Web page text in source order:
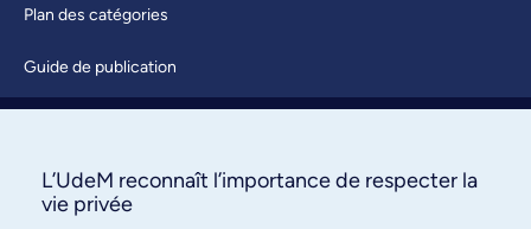
Plan des catégories
Guide de publication
À propos / Nous joindre
L’UdeM reconnaît l’importance de respecter la
vie privée